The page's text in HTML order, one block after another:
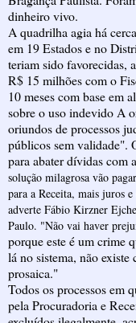
dinheiro vivo.
A quadrilha agia há
em 19 Estados e no
teriam sido favorecidas,
R$ 15 milhões com o
10 meses com base em
sobre o uso indevido A
oriundos de processos
públicos sem validade".
para abater dívidas com
solução milagrosa vão
para a Receita, mais juros
adverte Fábio Kirzner
Paulo. "Não vai haver
porque este é um crime
lá no sistema, não existe
prosaica."
Todos os processos em
pela Procuradoria e